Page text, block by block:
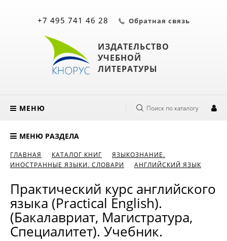
ИЗДАТЕЛЬСТВО
УЧЕБНОЙ
ЛИТЕРАТУРЫ
+7 495 741 46 28 Обратная связь
МЕНЮ Поиск по каталогу
МЕНЮ РАЗДЕЛА
ГЛАВНАЯ КАТАЛОГ КНИГ
ЯЗЫКОЗНАНИЕ.
ИНОСТРАННЫЕ ЯЗЫКИ. СЛОВАРИ
АНГЛИЙСКИЙ ЯЗЫК
Практический курс английского
языка (Practical English).
(Бакалавриат, Магистратура,
Специалитет). Учебник.